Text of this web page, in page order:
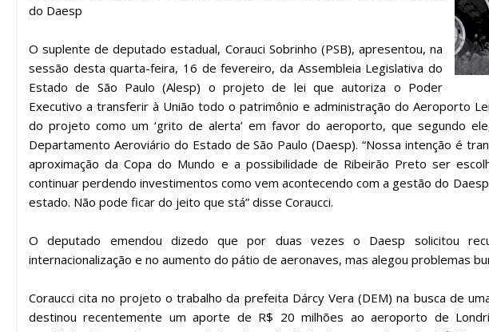
do Daesp
O suplente de deputado estadual, Corauci Sobrinho (PSB), apresentou, na
sessão desta quarta-feira, 16 de fevereiro, da Assembleia Legislativa do
Estado de São Paulo (Alesp) o projeto de lei que autoriza o Poder
Executivo a transferir à União todo o patrimônio e administração do Aeroporto
do projeto como um ‘grito de alerta’ em favor do aeroporto, que segundo
Departamento Aeroviário do Estado de São Paulo (Daesp). “Nossa intenção é
aproximação da Copa do Mundo e a possibilidade de Ribeirão Preto ser
continuar perdendo investimentos como vem acontecendo com a gestão do
estado. Não pode ficar do jeito que stá” disse Coraucci.
O deputado emendou dizedo que por duas vezes o Daesp solicitou
internacionalização e no aumento do pátio de aeronaves, mas alegou problemas
Coraucci cita no projeto o trabalho da prefeita Dárcy Vera (DEM) na busca de
destinou recentemente um aporte de R$ 20 milhões ao aeroporto de